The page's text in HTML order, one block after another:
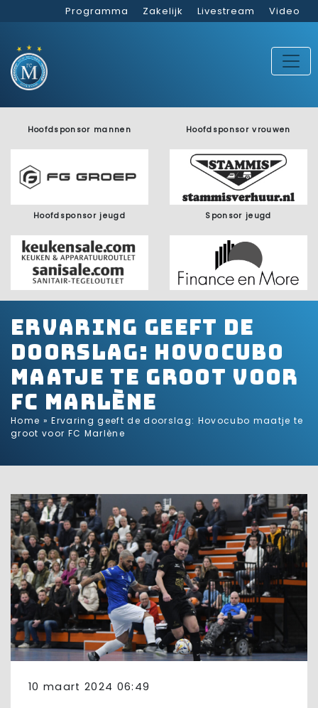
Programma Zakelijk Livestream Video
Hoofdsponsor mannen Hoofdsponsor vrouwen
Hoofdsponsor jeugd Sponsor jeugd
Ervaring geeft de
doorslag: Hovocubo
maatje te groot voor
FC Marlène
Home »Ervaring geeft de doorslag: Hovocubo maatje te
groot voor FC Marlène
10 maart 2024 06:49